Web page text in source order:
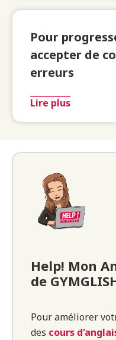
Pour
accepter de
erreurs
Lire plus
Help! Mon
de
Pour améliorer
des cours